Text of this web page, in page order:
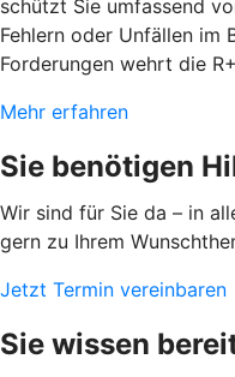
schützt Sie umfassend
Fehlern oder Unfällen im
Forderungen wehrt die
Mehr erfahren
Sie benötigen
Wir sind für Sie da – in
gern zu Ihrem
Jetzt Termin vereinbaren
Sie wissen